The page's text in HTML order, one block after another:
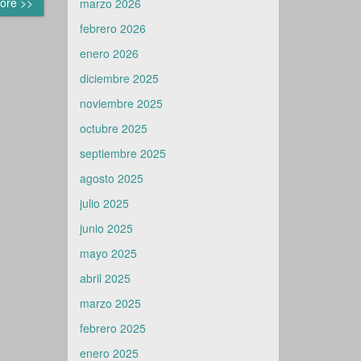
marzo 2026
febrero 2026
enero 2026
diciembre 2025
noviembre 2025
octubre 2025
septiembre 2025
agosto 2025
julio 2025
junio 2025
mayo 2025
abril 2025
marzo 2025
febrero 2025
enero 2025